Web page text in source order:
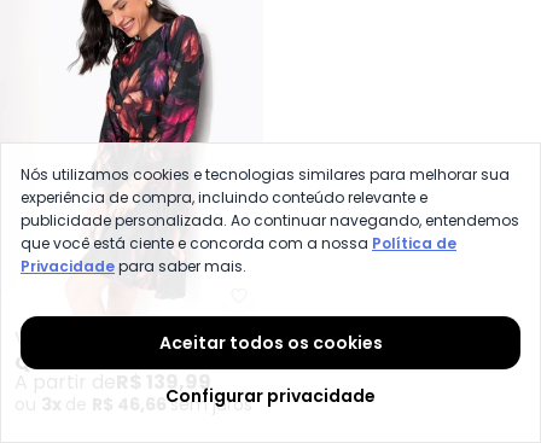
Vestido (Floral Dark) em
Malha Texturizada
QUINTESS
R$ 139,99
R$ 46,66semjuros
Nós utilizamos cookies e tecnologias similares para melhorar sua
experiência de compra, incluindo conteúdo relevante e
publicidade personalizada. Ao continuar navegando, entendemos
que você está ciente e concorda com a nossa Política de
Privacidadepara saber mais.
Aceitar todos os cookies
Configurar privacidade